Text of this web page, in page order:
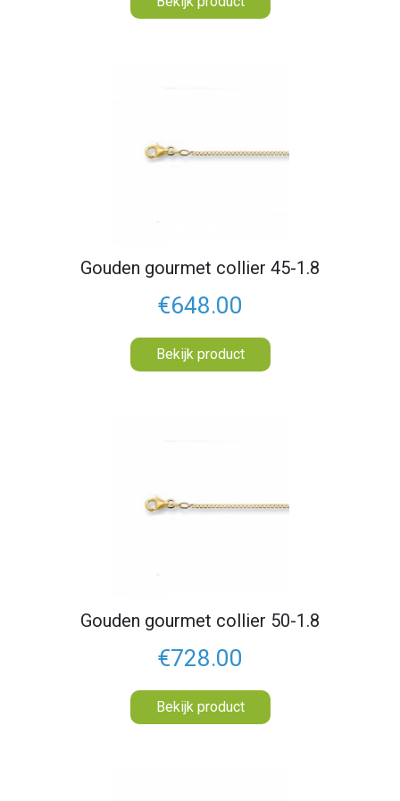
Gouden gourmet collier 45-1.8
€648.00
Bekijk product
Gouden gourmet collier 50-1.8
€728.00
Bekijk product